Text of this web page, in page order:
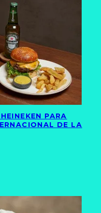
PARA
DE LA